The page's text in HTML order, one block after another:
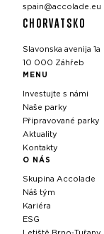
spain@accolade.eu
CHORVATSKO
Slavonska avenija 1a
10 000 Záhřeb
MENU
Investujte s námi
Naše parky
Připravované parky
Aktuality
Kontakty
O NÁS
Skupina Accolade
Náš tým
Kariéra
ESG